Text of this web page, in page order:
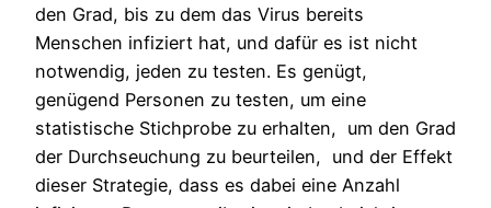
den Grad, bis zu dem das Virus bereits
Menschen infiziert hat, und dafür es ist nicht
notwendig, jeden zu testen. Es genügt,
genügend Personen zu testen, um eine
statistische Stichprobe zu erhalten, um den Grad
der Durchseuchung zu beurteilen, und der Effekt
dieser Strategie, dass es dabei eine Anzahl